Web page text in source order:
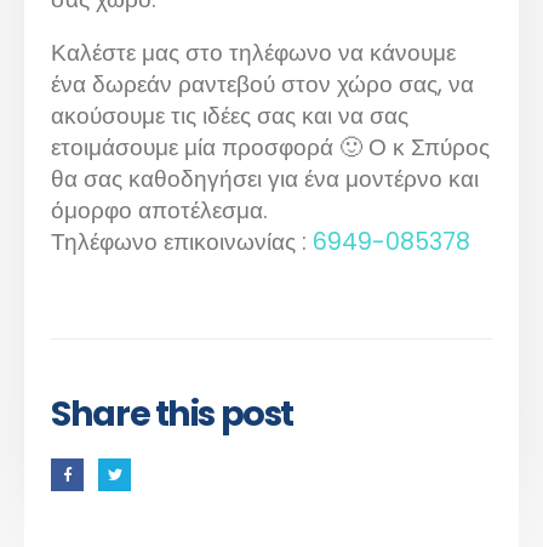
Καλέστε μας στο τηλέφωνο να κάνουμε
ένα δωρεάν ραντεβού στον χώρο σας, να
ακούσουμε τις ιδέες σας και να σας
ετοιμάσουμε μία προσφορά 🙂 Ο κ Σπύρος
θα σας καθοδηγήσει για ένα μοντέρνο και
όμορφο αποτέλεσμα.
Τηλέφωνο επικοινωνίας : 6949-085378
Share this post